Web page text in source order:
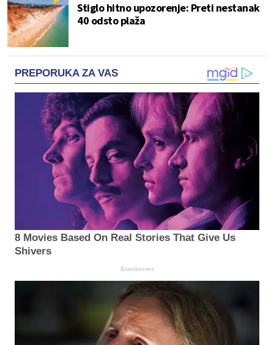
Stiglo hitno upozorenje: Preti nestanak
40 odsto plaža
PREPORUKA ZA VAS
8 Movies Based On Real Stories That Give Us
Shivers
Brainberries